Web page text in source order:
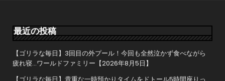
ー
シ
ョ最近の投稿
【ゴリラな毎日】3回目の外プール！今回も全然泣かず食べながら
疲れ寝…ワールドファミリー【2026年8月5日】